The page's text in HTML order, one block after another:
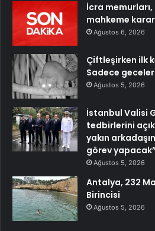
İcra memurları,
mahkeme
Ağustos 6, 2026
Çiftleşirken ilk
Sadece
Ağustos 5, 2026
İstanbul Valisi
tedbirlerini
yakın
görev yapacak”
Ağustos 5, 2026
Antalya, 232
Birincisi
Ağustos 5, 2026